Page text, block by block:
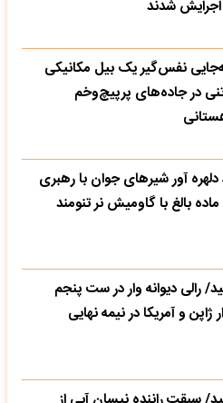
اجرایش شدند
نفس‌گیر یک بیل مکانیکی
تنی در جاده‌های پرپیچ‌وخم
دلهره آور شیرهای جوان با رهبری
بالغ با گاومیش نر تنومند
رالی دیوانه وار در ست پنجم
ژاپن و آمریکا در نیمه نهایی